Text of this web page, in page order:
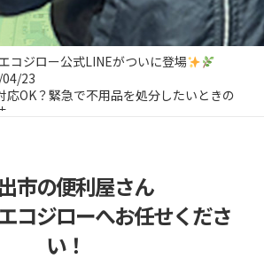
28
回収の料金相場と安くする5つの裏技｜コ
節約！
26
コジロー公式LINEがついに登場
23
応OK？緊急で不用品を処分したいときの
04/21
理と不用品回収の違いとは？
28
回収の料金相場と安くする5つの裏技｜コ
市の便利屋さん
コジローへお任せくださ
い！